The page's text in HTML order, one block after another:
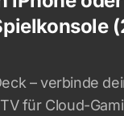
– verbinde
für Cloud-